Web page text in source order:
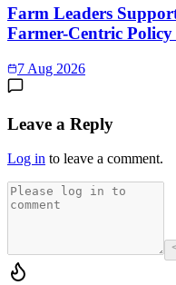
Farm Leaders
Farmer-Centric
7 Aug 2026
Leave a Reply
Log in to leave a comment.